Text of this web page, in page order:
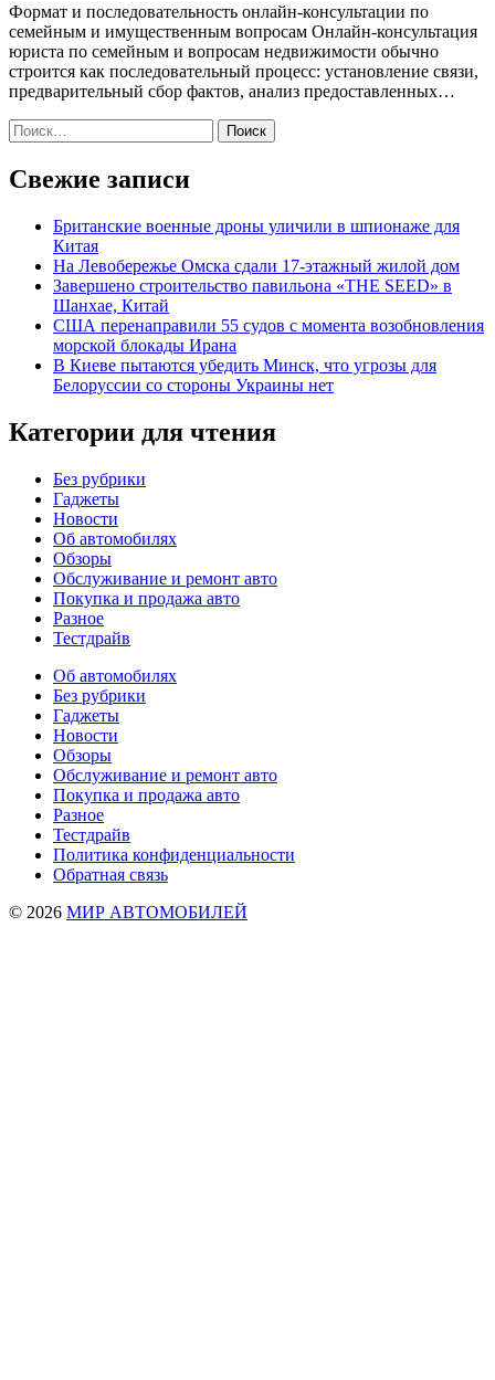
Формат и последовательность онлайн‑консультации по
семейным и имущественным вопросам Онлайн‑консультация
юриста по семейным и вопросам недвижимости обычно
строится как последовательный процесс: установление связи,
предварительный сбор фактов, анализ предоставленных…
Найти:
Свежие записи
Британские военные дроны уличили в шпионаже для
Китая
На Левобережье Омска сдали 17-этажный жилой дом
Завершено строительство павильона «THE SEED» в
Шанхае, Китай
США перенаправили 55 судов с момента возобновления
морской блокады Ирана
В Киеве пытаются убедить Минск, что угрозы для
Белоруссии со стороны Украины нет
Категории для чтения
Без рубрики
Гаджеты
Новости
Об автомобилях
Обзоры
Обслуживание и ремонт авто
Покупка и продажа авто
Разное
Тестдрайв
Об автомобилях
Без рубрики
Гаджеты
Новости
Обзоры
Обслуживание и ремонт авто
Покупка и продажа авто
Разное
Тестдрайв
Политика конфиденциальности
Обратная связь
© 2026 МИР АВТОМОБИЛЕЙ